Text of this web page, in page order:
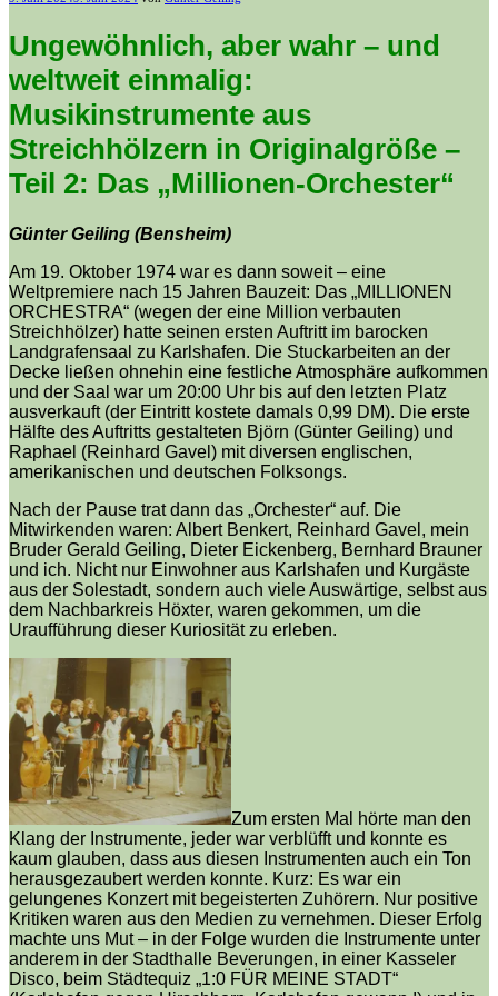
Ungewöhnlich, aber wahr – und
weltweit einmalig:
Musikinstrumente aus
Streichhölzern in Originalgröße –
Teil 2: Das „Millionen-Orchester“
Günter Geiling (Bensheim)
Am 19. Oktober 1974 war es dann soweit – eine
Weltpremiere nach 15 Jahren Bauzeit: Das „MILLIONEN
ORCHESTRA“ (wegen der eine Million verbauten
Streichhölzer) hatte seinen ersten Auftritt im barocken
Landgrafensaal zu Karlshafen. Die Stuckarbeiten an der
Decke ließen ohnehin eine festliche Atmosphäre aufkommen
und der Saal war um 20:00 Uhr bis auf den letzten Platz
ausverkauft (der Eintritt kostete damals 0,99 DM). Die erste
Hälfte des Auftritts gestalteten Björn (Günter Geiling) und
Raphael (Reinhard Gavel) mit diversen englischen,
amerikanischen und deutschen Folksongs.
Nach der Pause trat dann das „Orchester“ auf. Die
Mitwirkenden waren: Albert Benkert, Reinhard Gavel, mein
Bruder Gerald Geiling, Dieter Eickenberg, Bernhard Brauner
und ich. Nicht nur Einwohner aus Karlshafen und Kurgäste
aus der Solestadt, sondern auch viele Auswärtige, selbst aus
dem Nachbarkreis Höxter, waren gekommen, um die
Uraufführung dieser Kuriosität zu erleben.
Zum ersten Mal hörte man den
Klang der Instrumente, jeder war verblüfft und konnte es
kaum glauben, dass aus diesen Instrumenten auch ein Ton
herausgezaubert werden konnte. Kurz: Es war ein
gelungenes Konzert mit begeisterten Zuhörern. Nur positive
Kritiken waren aus den Medien zu vernehmen. Dieser Erfolg
machte uns Mut – in der Folge wurden die Instrumente unter
anderem in der Stadthalle Beverungen, in einer Kasseler
Disco, beim Städtequiz „1:0 FÜR MEINE STADT“